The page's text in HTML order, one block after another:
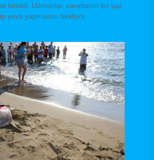
kesildi. Uzmanlar, carettanın bu yaz
yuva yapmasını bekliyor.